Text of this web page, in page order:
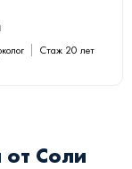
Стаж 20 лет
от Соли